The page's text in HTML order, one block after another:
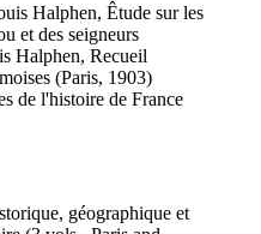
Halphen, Êtude sur les
et des seigneurs
Halphen, Recueil
(Paris, 1903)
de l'histoire de France
géographique et